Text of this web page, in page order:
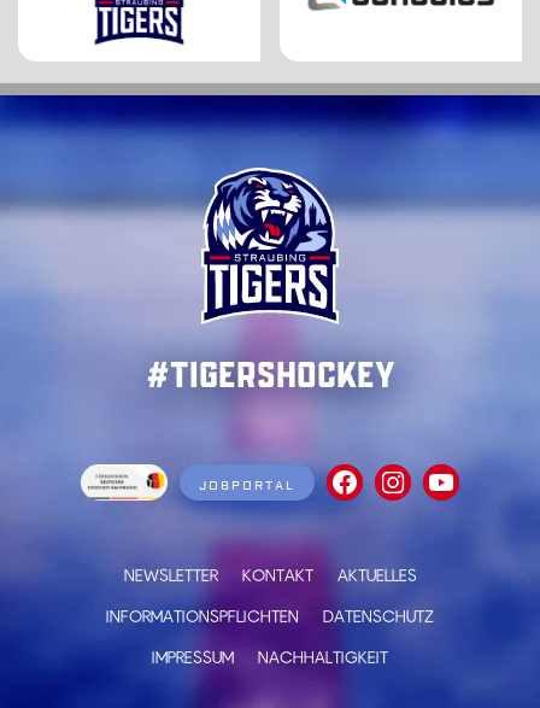
#TigersHockey
JOBPORTAL
NEWSLETTER KONTAKT
AKTUELLES
INFORMATIONSPFLICHTEN
DATENSCHUTZ
IMPRESSUM
NACHHALTIGKEIT